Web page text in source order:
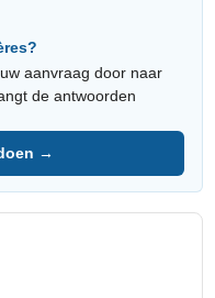
aanvraag door naar
de antwoorden
→